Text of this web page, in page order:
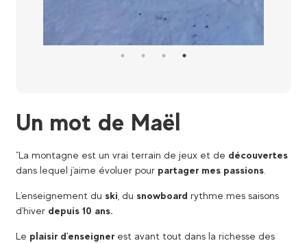
Un mot de Maël
"La montagne est un vrai terrain de jeux et de découvertes
dans lequel j'aime évoluer pour partager mes passions
L'enseignement du ski , du snowboard rythme mes saisons
d'hiver depuis 10 ans.
Le plaisir d'enseigner est avant tout dans la richesse des